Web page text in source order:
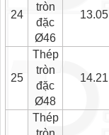
24
tròn
đặc
Ø46
13.05
25
Thép
tròn
đặc
Ø48
14.21
Thép